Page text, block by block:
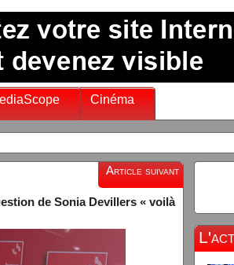
Cinéma
Chaines
Article suivant
de Sonia Devillers « voilà